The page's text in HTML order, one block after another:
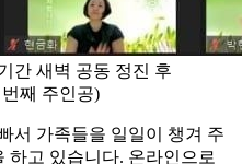
간 새벽 공동 정진 후
째 주인공)
서 가족들을 일일이 챙겨 주
하고 있습니다. 온라인으로